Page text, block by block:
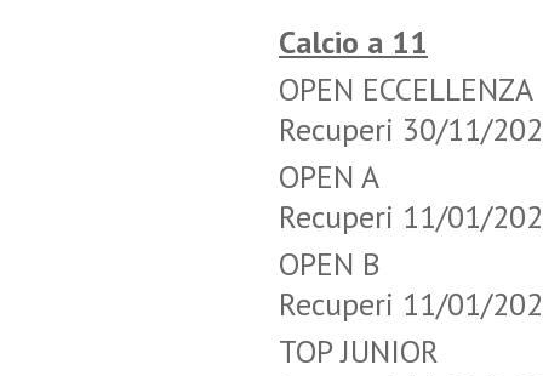
Calcio a 11
OPEN
Recuperi 30/11/
OPEN A
Recuperi 11/01/
OPEN B
Recuperi 11/01/
TOP